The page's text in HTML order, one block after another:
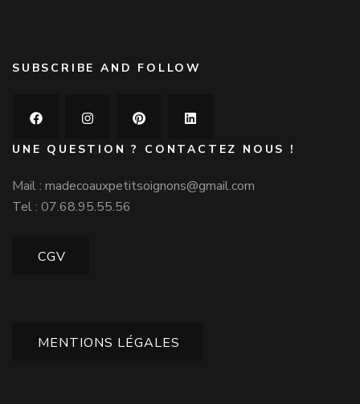
SUBSCRIBE AND FOLLOW
UNE QUESTION ? CONTACTEZ NOUS !
Mail : madecoauxpetitsoignons@gmail.com
Tel : 07.68.95.55.56
CGV
MENTIONS LÉGALES